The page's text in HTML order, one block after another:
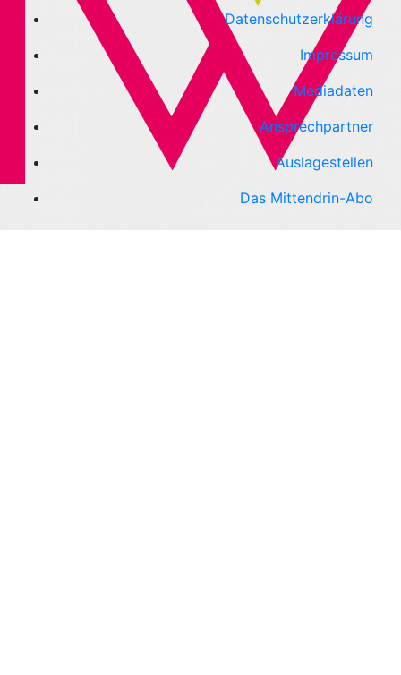
Datenschutzerklärung
Impressum
Mediadaten
Ansprechpartner
Auslagestellen
Das Mittendrin-Abo